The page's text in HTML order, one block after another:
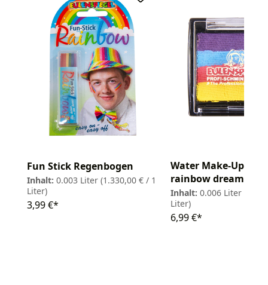
Fun Stick Regenbogen
Inhalt: 0.003 Liter (1.330,00 € / 1
Liter)
3,99 €*
Water Make-Up
rainbow dream 6ml
Inhalt: 0.006 Liter
Liter)
6,99 €*